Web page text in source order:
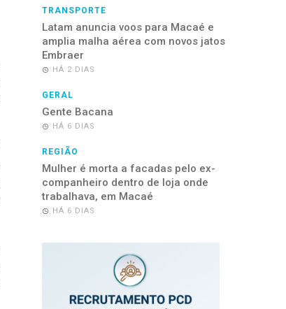
TRANSPORTE
Latam anuncia voos para Macaé e
amplia malha aérea com novos jatos
Embraer
HÁ 2 DIAS
GERAL
Gente Bacana
HÁ 6 DIAS
REGIÃO
Mulher é morta a facadas pelo ex-
companheiro dentro de loja onde
trabalhava, em Macaé
HÁ 6 DIAS